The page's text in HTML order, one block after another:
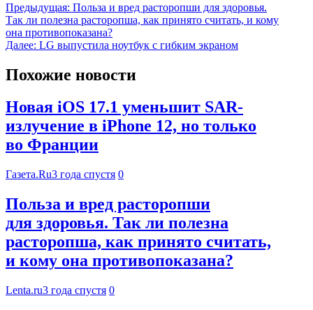
Предыдущая: Польза и вред расторопши для здоровья.
Так ли полезна расторопша, как принято считать, и кому
она противопоказана?
Далее: LG выпустила ноутбук с гибким экраном
Похожие новости
Новая iOS 17.1 уменьшит SAR-
излучение в iPhone 12, но только
во Франции
Газета.Ru3 года спустя 0
Польза и вред расторопши
для здоровья. Так ли полезна
расторопша, как принято считать,
и кому она противопоказана?
Lenta.ru3 года спустя 0